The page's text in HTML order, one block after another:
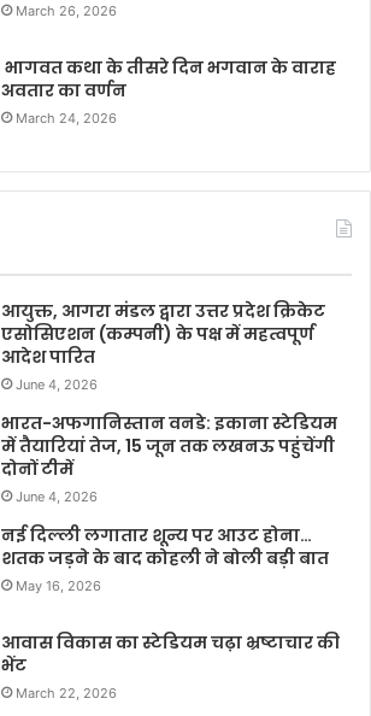
March 26, 2026
भागवत कथा के तीसरे दिन भगवान के वाराह
अवतार का वर्णन
March 24, 2026
आयुक्त, आगरा मंडल द्वारा उत्तर प्रदेश क्रिकेट
एसोसिएशन (कम्पनी) के पक्ष में महत्वपूर्ण
आदेश पारित
June 4, 2026
भारत-अफगानिस्तान वनडे: इकाना स्टेडियम
में तैयारियां तेज, 15 जून तक लखनऊ पहुंचेंगी
दोनों टीमें
June 4, 2026
नई दिल्ली लगातार शून्य पर आउट होना…
शतक जड़ने के बाद कोहली ने बोली बड़ी बात
May 16, 2026
आवास विकास का स्टेडियम चढ़ा भ्रष्टाचार की
भेंट
March 22, 2026